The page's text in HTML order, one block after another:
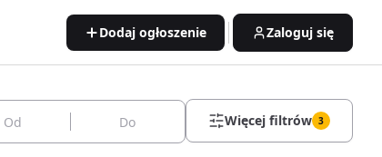
Dodaj ogłoszenie Zaloguj się
Więcej filtrów 3